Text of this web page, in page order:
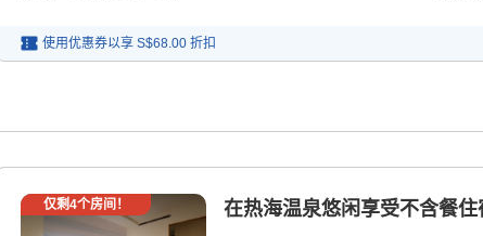
使用优惠券以享 S$68.00 折扣
仅剩4个房间！ 在热海温泉悠闲享受不含餐